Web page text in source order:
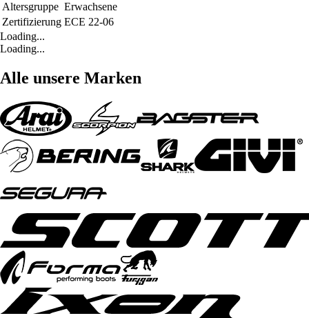
Altersgruppe Erwachsene
Zertifizierung ECE 22-06
Loading...
Loading...
Alle unsere Marken